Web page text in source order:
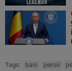
Tags: bani pensii